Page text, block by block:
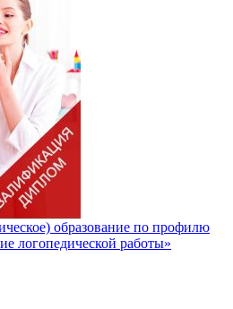
образование по профилю
логопедической работы»